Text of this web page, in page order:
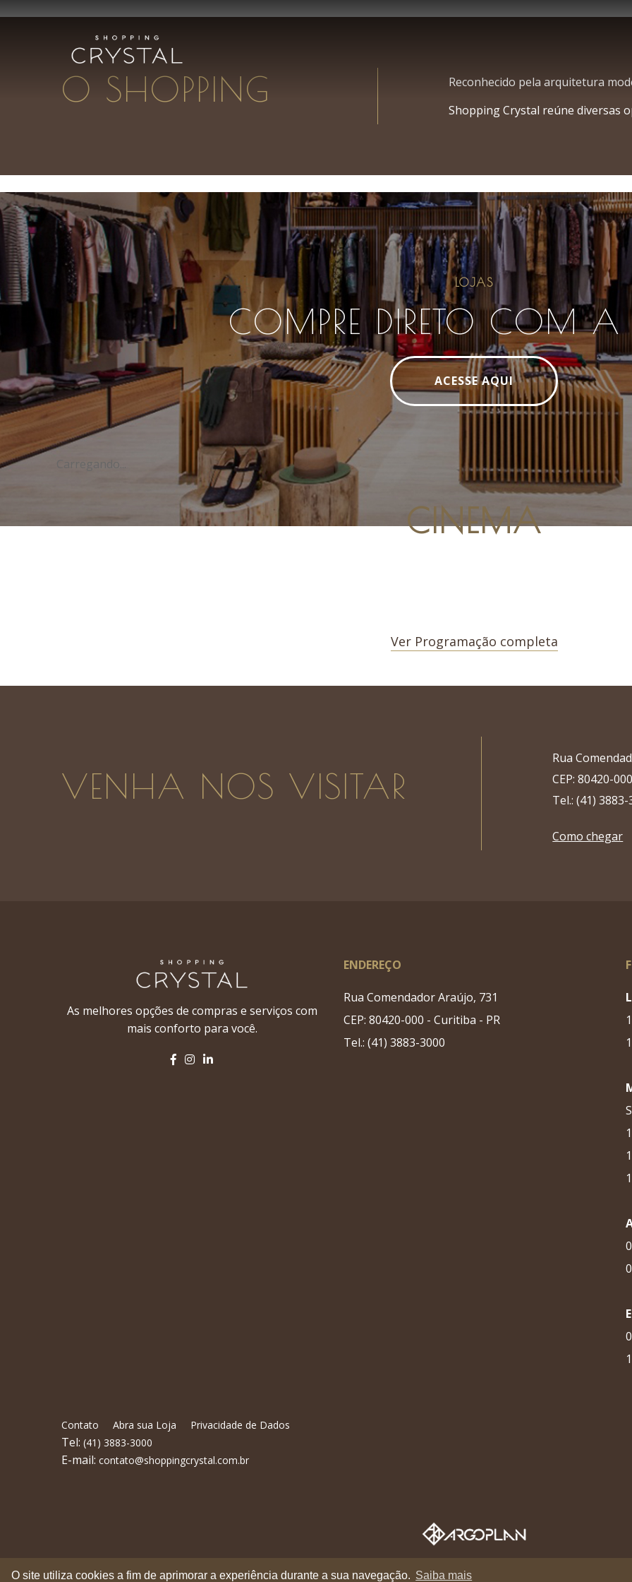
O site utiliza cookies a fim de aprimorar a experiência durante a sua navegação. Saiba mais
O SHOPPING
Reconhecido pela arquitetura
Shopping Crystal reúne diversas
LOJAS
COMPRE DIRETO COM
ACESSE AQUI
Carregando...
CINEMA
Ver Programação completa
VENHA NOS VISITAR
Rua
CEP: 80420-
Tel.: (41)
Como chegar
As melhores opções de compras e serviços com
mais conforto para você.
ENDEREÇO
Rua Comendador Araújo, 731
CEP: 80420-000 - Curitiba - PR
Tel.: (41) 3883-3000
Contato Abra sua Loja Privacidade de Dados
Tel: (41) 3883-3000
E-mail: contato@shoppingcrystal.com.br